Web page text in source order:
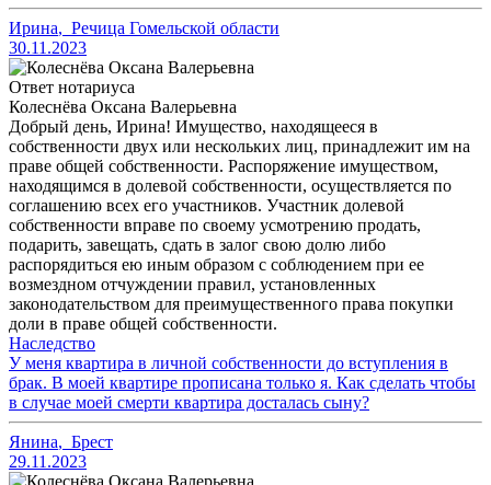
Ирина, Речица Гомельской области
30.11.2023
Ответ нотариуса
Колеснёва Оксана Валерьевна
Добрый день, Ирина! Имущество, находящееся в
собственности двух или нескольких лиц, принадлежит им на
праве общей собственности. Распоряжение имуществом,
находящимся в долевой собственности, осуществляется по
соглашению всех его участников. Участник долевой
собственности вправе по своему усмотрению продать,
подарить, завещать, сдать в залог свою долю либо
распорядиться ею иным образом с соблюдением при ее
возмездном отчуждении правил, установленных
законодательством для преимущественного права покупки
доли в праве общей собственности.
Наследство
У меня квартира в личной собственности до вступления в
брак. В моей квартире прописана только я. Как сделать чтобы
в случае моей смерти квартира досталась сыну?
Янина, Брест
29.11.2023